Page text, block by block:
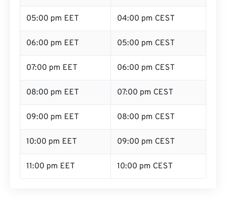
05:00 pm EET 04:00 pm CEST
06:00 pm EET 05:00 pm CEST
07:00 pm EET 06:00 pm CEST
08:00 pm EET 07:00 pm CEST
09:00 pm EET 08:00 pm CEST
10:00 pm EET 09:00 pm CEST
11:00 pm EET 10:00 pm CEST